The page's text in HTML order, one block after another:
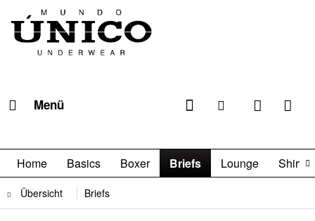
Menü
Home Basics Boxer Briefs Lounge Shirts
Übersicht Briefs